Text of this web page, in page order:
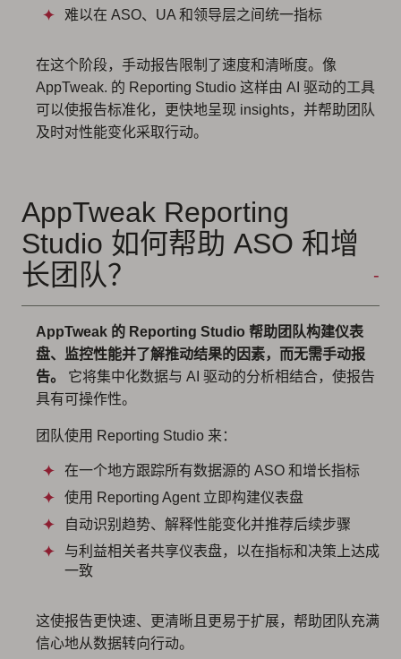
难以在 ASO、UA 和领导层之间统一指标
在这个阶段，手动报告限制了速度和清晰度。像
AppTweak. 的 Reporting Studio 这样由 AI 驱动的工具
可以使报告标准化，更快地呈现 insights，并帮助团队
及时对性能变化采取行动。
AppTweak Reporting
Studio 如何帮助 ASO 和增
长团队？
AppTweak 的 Reporting Studio 帮助团队构建仪表
盘、监控性能并了解推动结果的因素，而无需手动报
告。
它将集中化数据与 AI 驱动的分析相结合，使报告
具有可操作性。
团队使用 Reporting Studio 来：
在一个地方跟踪所有数据源的 ASO 和增长指标
使用 Reporting Agent 立即构建仪表盘
自动识别趋势、解释性能变化并推荐后续步骤
与利益相关者共享仪表盘，以在指标和决策上达成
一致
这使报告更快速、更清晰且更易于扩展，帮助团队充满
信心地从数据转向行动。